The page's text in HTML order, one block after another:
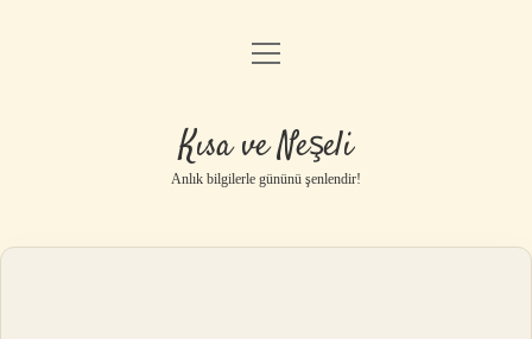
Anasayfa
Yasal Uyarı
menüyü
Kısa ve Neşeli
Anlık bilgilerle gününü şenlendir!